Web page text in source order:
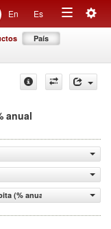
En Es
Toggle
País
anual
(% anual)